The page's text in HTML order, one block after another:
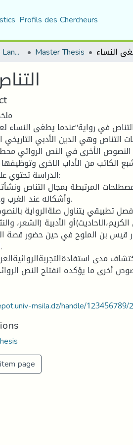
Profils des Chercheurs
Department of Arabic Language and Literature Master Thesis
في رواية"عندما يطغى النساء
التناص وهي الدين الأدبي
الأخرى في النص الروائي محط
الكاتب من الأداب الاخرى
الدراسة تحتوي
المرتبطة بمجال التناص
وأشكاله عند الغرب
تطبيقي يتناول صلةالرواية
الأدبية (الشعر،
قيس بن الملوح في حين حضور قصة
مدى
msila.dz/handle/123456789/
page